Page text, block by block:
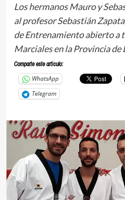
Los hermanos Mauro y
al profesor Sebastián
de Entrenamiento abierto a
Marciales en la Provincia de
Comparte este articulo:
WhatsApp
Telegram